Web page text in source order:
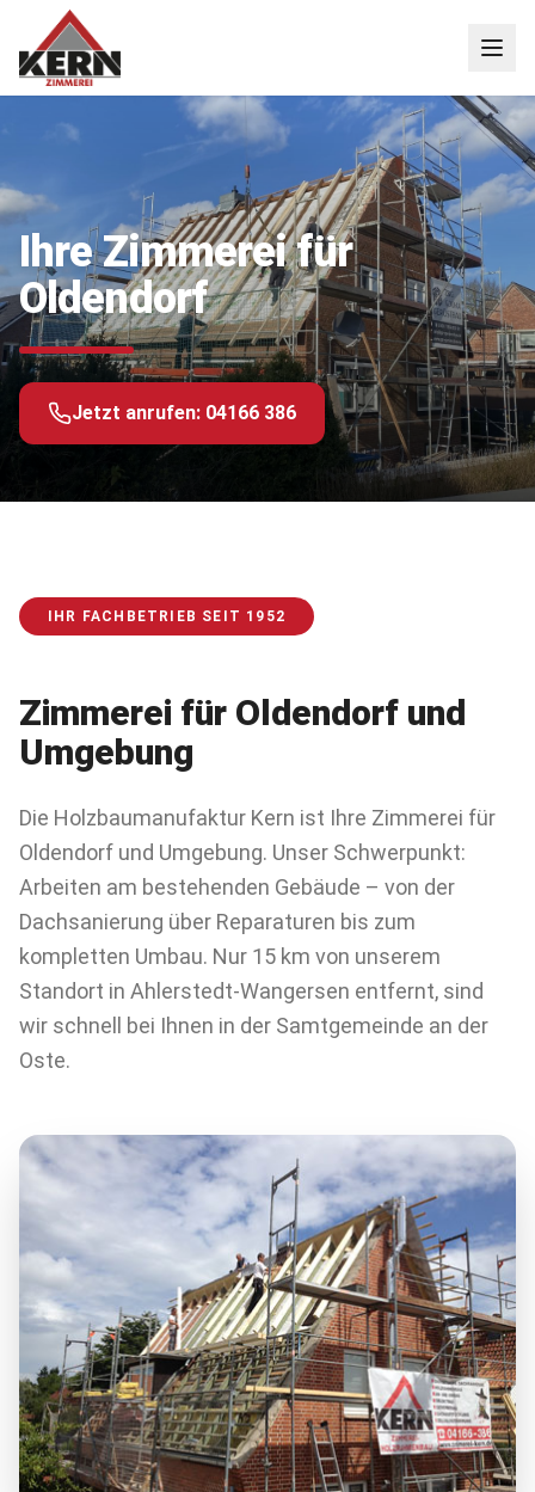
Ihre Zimmerei für
Oldendorf
Jetzt anrufen: 04166 386
IHR FACHBETRIEB SEIT 1952
Zimmerei für Oldendorf und
Umgebung
Die Holzbaumanufaktur Kern ist Ihre Zimmerei für
Oldendorf und Umgebung. Unser Schwerpunkt:
Arbeiten am bestehenden Gebäude – von der
Dachsanierung über Reparaturen bis zum
kompletten Umbau. Nur 15 km von unserem
Standort in Ahlerstedt-Wangersen entfernt, sind
wir schnell bei Ihnen in der Samtgemeinde an der
Oste.